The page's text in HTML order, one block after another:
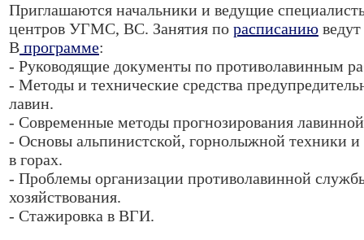
Приглашаются начальники и ведущие
центров УГМС, ВС. Занятия по расписанию
В программе:
- Руководящие документы по противолавинным
- Методы и технические средства
лавин.
- Современные методы про­гнозирования
- Основы альпинистской, горнолыжной техники и
в горах.
- Проблемы организации противолавинной
хозяйствования.
- Стажировка в ВГИ.